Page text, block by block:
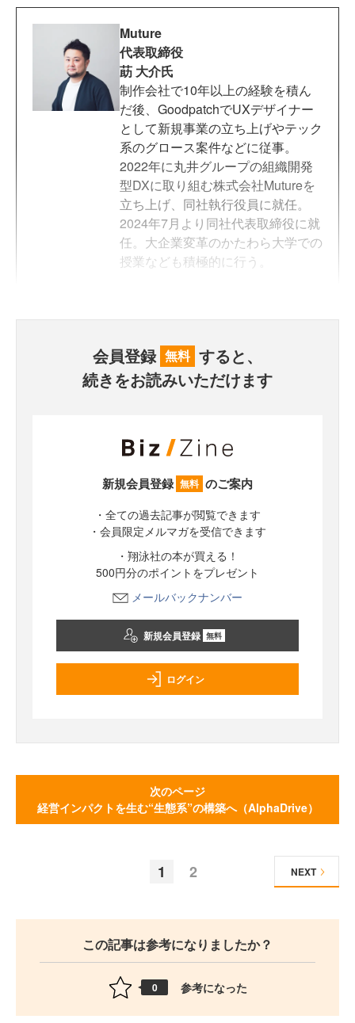
Muture
代表取締役
莇 大介氏
制作会社で10年以上の経験を積ん
だ後、GoodpatchでUXデザイナー
として新規事業の立ち上げやテック
系のグロース案件などに従事。
2022年に丸井グループの組織開発
型DXに取り組む株式会社Mutureを
立ち上げ、同社執行役員に就任。
2024年7月より同社代表取締役に就
任。大企業変革のかたわら大学での
授業なども積極的に行う。
会員登録 無料 すると、
続きをお読みいただけます
新規会員登録 無料 のご案内
・全ての過去記事が閲覧できます
・会員限定メルマガを受信できます
・翔泳社の本が買える！
500円分のポイントをプレゼント
メールバックナンバー
新規会員登録 無料
ログイン
次のページ
経営インパクトを生む“生態系”の構築へ（AlphaDrive）
1 2 NEXT
この記事は参考になりましたか？
0 参考になった